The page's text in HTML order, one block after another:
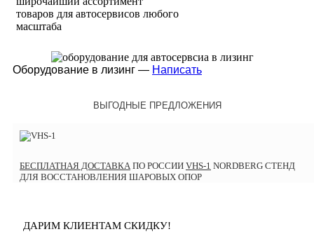
товаров для автосервисов любого
масштаба
Оборудование в лизинг — Написать
ВЫГОДНЫЕ ПРЕДЛОЖЕНИЯ
БЕСПЛАТНАЯ ДОСТАВКА ПО РОССИИ VHS-1 NORDBERG СТЕНД
ДЛЯ ВОССТАНОВЛЕНИЯ ШАРОВЫХ ОПОР
ДАРИМ КЛИЕНТАМ СКИДКУ!